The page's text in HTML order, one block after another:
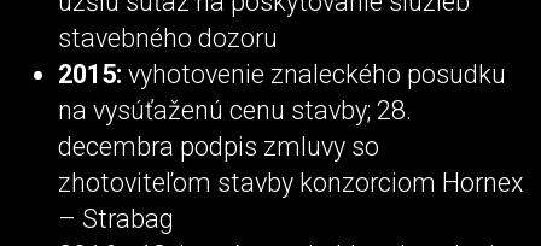
stavebného dozoru
2015: vyhotovenie znaleckého posudku
na vysúťaženú cenu stavby; 28.
decembra podpis zmluvy so
zhotoviteľom stavby konzorciom Hornex
– Strabag